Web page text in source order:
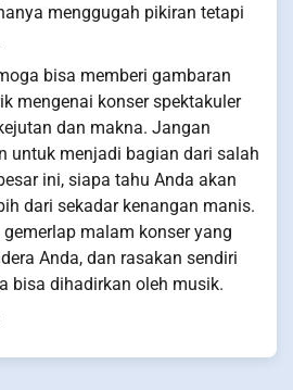
menggugah pikiran tetapi
bisa memberi gambaran
mengenai konser spektakuler
dan makna. Jangan
untuk menjadi bagian dari salah
ini, siapa tahu Anda akan
dari sekadar kenangan manis.
malam konser yang
Anda, dan rasakan sendiri
bisa dihadirkan oleh musik.